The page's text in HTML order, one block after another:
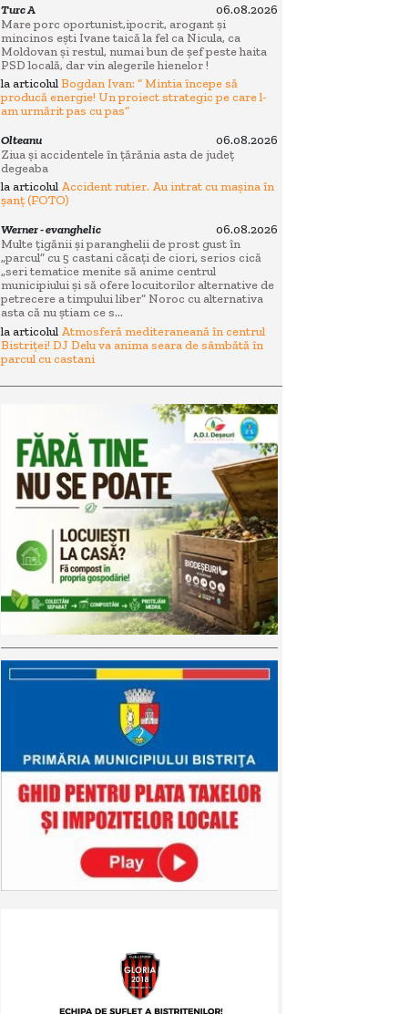
Turc A
06.08.2026
Mare porc oportunist,ipocrit, arogant și
mincinos ești Ivane taică la fel ca Nicula, ca
Moldovan și restul, numai bun de șef peste haita
PSD locală, dar vin alegerile hienelor !
la articolulBogdan Ivan: “ Mintia începe să
producă energie! Un proiect strategic pe care l-
am urmărit pas cu pas”
Olteanu
06.08.2026
Ziua și accidentele în țărănia asta de județ
degeaba
la articolul Accident rutier. Au intrat cu mașina în
șanț (FOTO)
Werner - evanghelic
06.08.2026
Multe țigănii și paranghelii de prost gust în
„parcul” cu 5 castani căcați de ciori, serios cică
„seri tematice menite să anime centrul
municipiului și să ofere locuitorilor alternative de
petrecere a timpului liber” Noroc cu alternativa
asta că nu știam ce s...
la articolul Atmosferă mediteraneană în centrul
Bistriței! DJ Delu va anima seara de sâmbătă în
parcul cu castani